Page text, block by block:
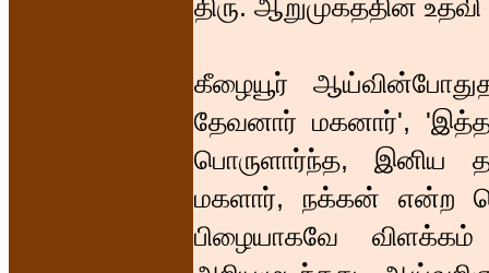
திரு. ஆறுமுகத்தின்
கீழையூர்
தேவனார் மகனார்',
பொருளார்ந்த, இனிய
மகளார், நக்கன் என்ற
பிழையாகவே